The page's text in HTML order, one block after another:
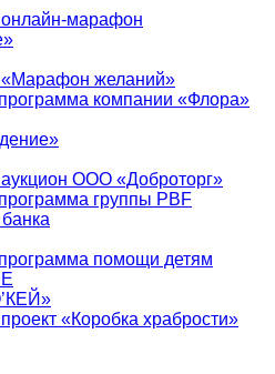
«Марафон желаний»
компании «Флора»
ООО «Доброторг»
группы PBF
помощи детям
«Коробка храбрости»